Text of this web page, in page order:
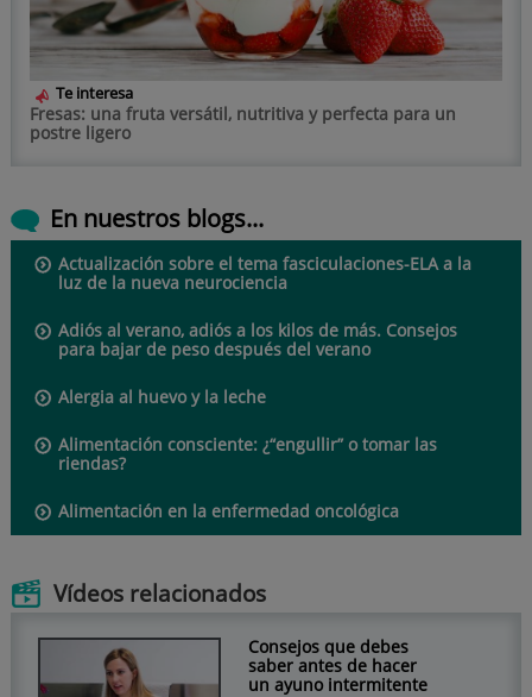
Te interesa
Fresas: una fruta versátil, nutritiva y perfecta para un
postre ligero
En nuestros blogs...
Actualización sobre el tema fasciculaciones-ELA a la
luz de la nueva neurociencia
Adiós al verano, adiós a los kilos de más. Consejos
para bajar de peso después del verano
Alergia al huevo y la leche
Alimentación consciente: ¿“engullir” o tomar las
riendas?
Alimentación en la enfermedad oncológica
Vídeos relacionados
Consejos que debes
saber antes de hacer
un ayuno intermitente